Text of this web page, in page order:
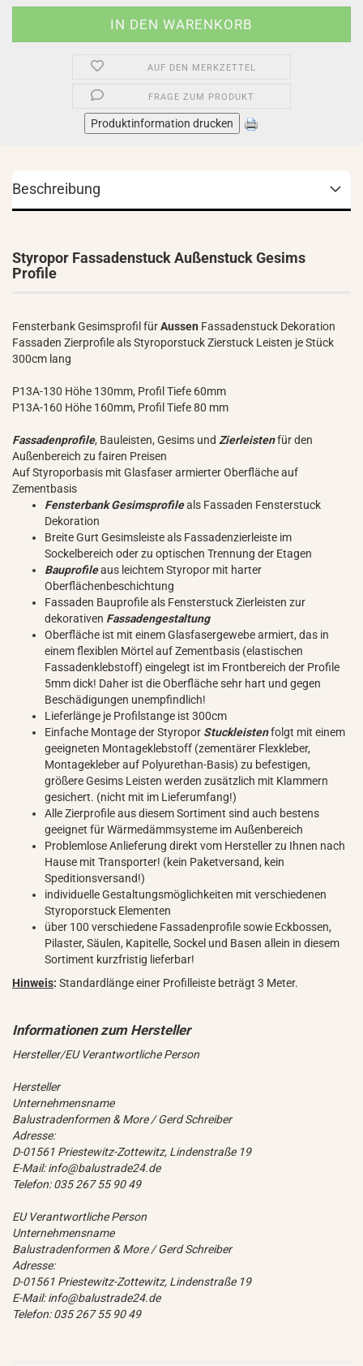
AUF DEN MERKZETTEL
FRAGE ZUM PRODUKT
Produktinformation drucken
Beschreibung
Styropor Fassadenstuck Außenstuck Gesims
Profile
Fensterbank Gesimsprofil fürAussen Fassadenstuck Dekoration
Fassaden Zierprofile als Styroporstuck Zierstuck Leisten je Stück
300cm lang
P13A-130 Höhe 130mm, Profil Tiefe 60mm
P13A-160 Höhe 160mm, Profil Tiefe 80 mm
Fassadenprofile, Bauleisten, Gesims und Zierleistenfür den
Außenbereich zu fairen Preisen
Auf Styroporbasis mit Glasfaser armierter Oberfläche auf
Zementbasis
Fensterbank Gesimsprofileals Fassaden Fensterstuck
Dekoration
Breite Gurt Gesimsleiste als Fassadenzierleiste im
Sockelbereich oder zu optischen Trennung der Etagen
Bauprofileaus leichtem Styropor mit harter
Oberflächenbeschichtung
Fassaden Bauprofile als Fensterstuck Zierleisten zur
dekorativen Fassadengestaltung
Oberfläche ist mit einem Glasfasergewebe armiert, das in
einem flexiblen Mörtel auf Zementbasis (elastischen
Fassadenklebstoff) eingelegt ist im Frontbereich der Profile
5mm dick! Daher ist die Oberfläche sehr hart und gegen
Beschädigungen unempfindlich!
Lieferlänge je Profilstange ist 300cm
Einfache Montage der Styropor Stuckleistenfolgt mit einem
geeigneten Montageklebstoff (zementärer Flexkleber,
Montagekleber auf Polyurethan-Basis) zu befestigen,
größere Gesims Leisten werden zusätzlich mit Klammern
gesichert. (nicht mit im Lieferumfang!)
Alle Zierprofile aus diesem Sortiment sind auch bestens
geeignet für Wärmedämmsysteme im Außenbereich
Problemlose Anlieferung direkt vom Hersteller zu Ihnen nach
Hause mit Transporter! (kein Paketversand, kein
Speditionsversand!)
individuelle Gestaltungsmöglichkeiten mit verschiedenen
Styroporstuck Elementen
über 100 verschiedene Fassadenprofile sowie Eckbossen,
Pilaster, Säulen, Kapitelle, Sockel und Basen allein in diesem
Sortiment kurzfristig lieferbar!
Hinweis: Standardlänge einer Profilleiste beträgt 3 Meter.
Hersteller/EU Verantwortliche Person
Hersteller
Unternehmensname
Balustradenformen & More / Gerd Schreiber
Adresse:
D-01561 Priestewitz-Zottewitz, Lindenstraße 19
E-Mail: info@balustrade24.de
Telefon: 035 267 55 90 49
EU Verantwortliche Person
Unternehmensname
Balustradenformen & More / Gerd Schreiber
Adresse:
D-01561 Priestewitz-Zottewitz, Lindenstraße 19
E-Mail: info@balustrade24.de
Telefon: 035 267 55 90 49